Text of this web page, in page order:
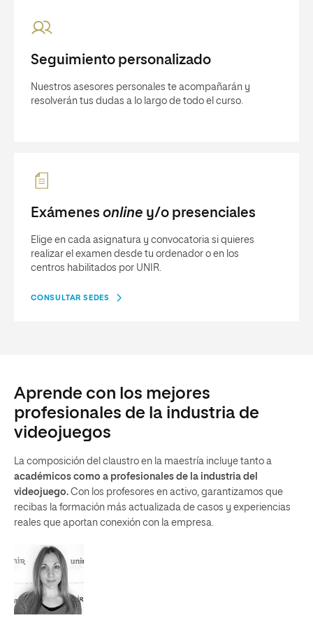
Seguimiento personalizado
Nuestros asesores personales te acompañarán y
resolverán tus dudas a lo largo de todo el curso.
Exámenes online y/o presenciales
Elige en cada asignatura y convocatoria si quieres
realizar el examen desde tu ordenador o en los
centros habilitados por UNIR.
CONSULTAR SEDES
Aprende con los mejores
profesionales de la industria de
videojuegos
La composición del claustro en la maestría incluye tanto a
académicos como a profesionales de la industria del
videojuego. Con los profesores en activo, garantizamos que
recibas la formación más actualizada de casos y experiencias
reales que aportan conexión con la empresa.